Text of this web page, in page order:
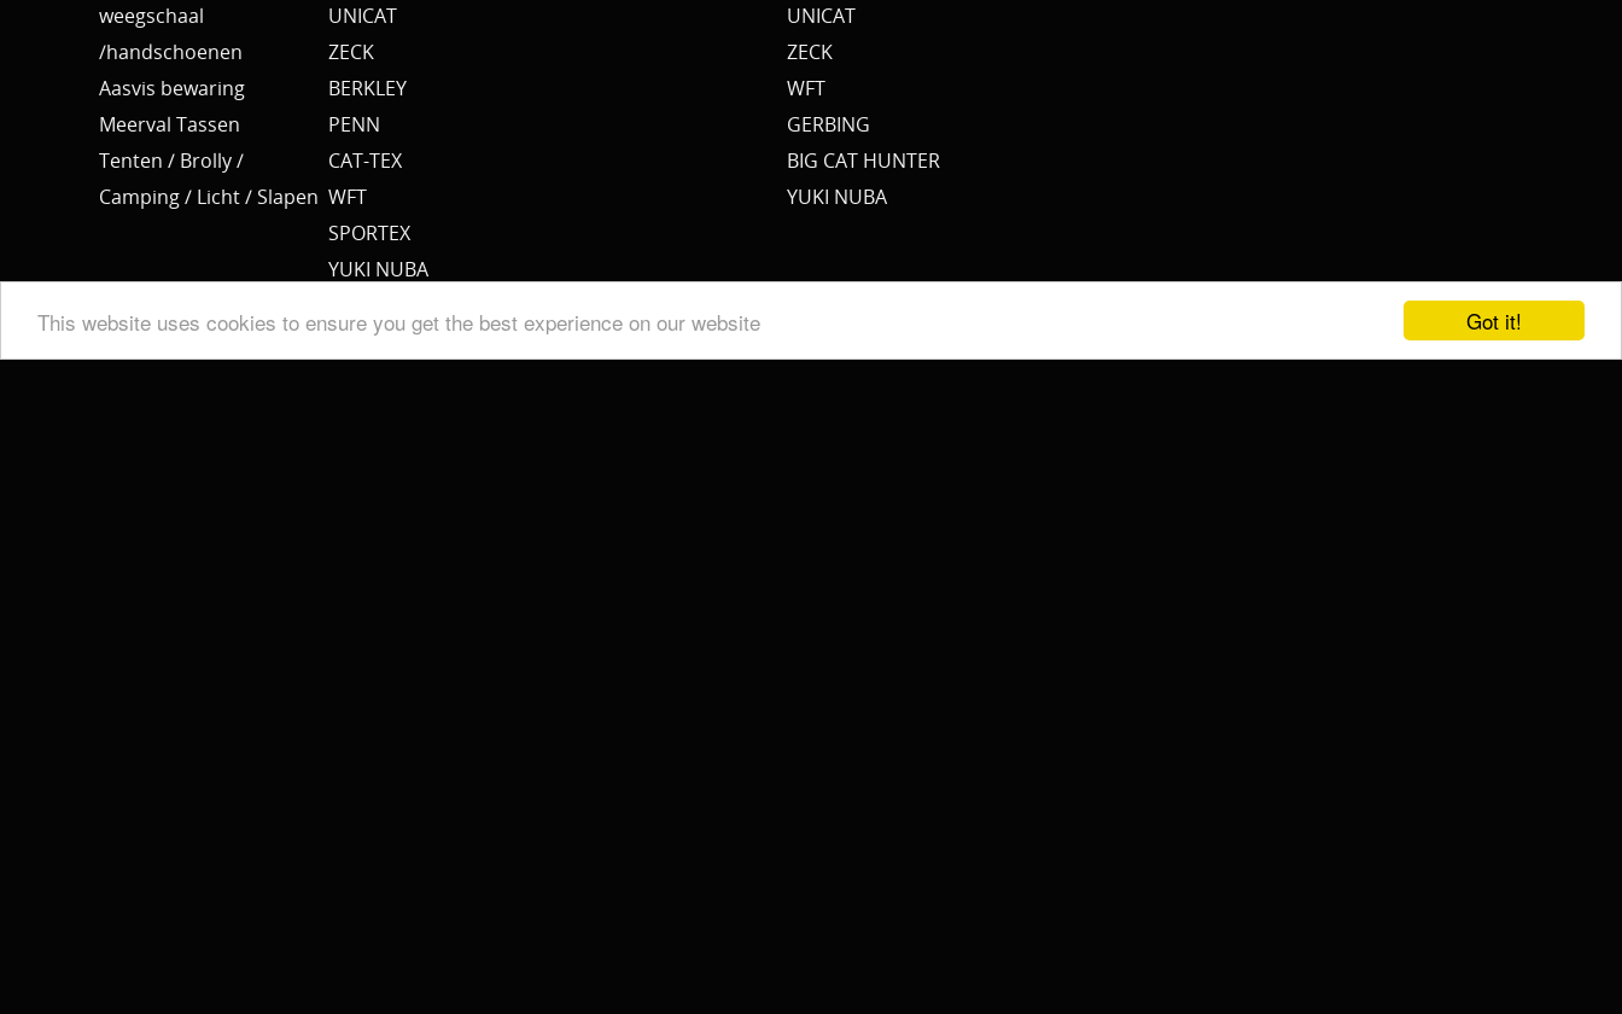
Got it!
This website uses cookies to ensure you get the best experience on our website
weegschaal
/handschoenen
Aasvis bewaring
Meerval Tassen
Tenten / Brolly /
Camping / Licht / Slapen
UNICAT
ZECK
BERKLEY
PENN
CAT-TEX
WFT
SPORTEX
YUKI NUBA
SPRO
UNICAT
ZECK
WFT
GERBING
BIG CAT HUNTER
YUKI NUBA